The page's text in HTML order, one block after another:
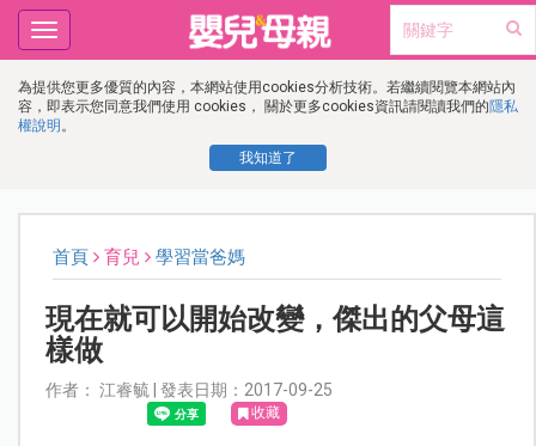
為提供您更多優質的內容，本網站使用cookies分析技術。若繼續閱覽本網站內
容，即表示您同意我們使用 cookies， 關於更多cookies資訊請閱讀我們的隱私
權說明 。
我知道了
Toggle
navigation
首頁 育兒 學習當爸媽
現在就可以開始改變，傑出的父母這
樣做
作者： 江睿毓 | 發表日期：2017-09-25
收藏